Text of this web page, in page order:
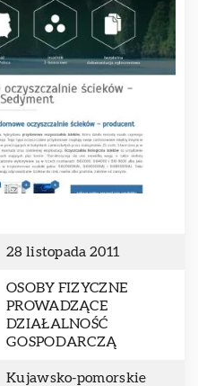
28 listopada 2011
OSOBY FIZYCZNE
PROWADZĄCE
DZIAŁALNOŚĆ
GOSPODARCZĄ
Kujawsko-pomorskie